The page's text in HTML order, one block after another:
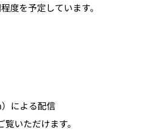
度を予定しています。
による配信
いただけます。